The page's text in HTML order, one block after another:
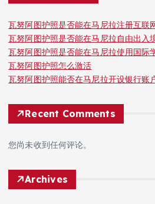
瓦努阿图护照是否能在马尼拉注册互联
瓦努阿图护照是否能在马尼拉自由出入
瓦努阿图护照是否能在马尼拉使用国际
瓦努阿图护照怎么激活
瓦努阿图护照能否在马尼拉开设银行账
Recent Comments
您尚未收到任何评论。
Archives